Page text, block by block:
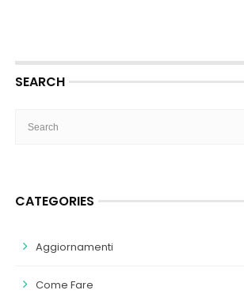
SEARCH
CATEGORIES
Aggiornamenti
Come Fare